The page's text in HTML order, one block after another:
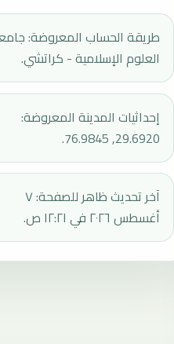
طريقة الحساب المعروضة:
العلوم الإسلامية - كراتشي.
إحداثيات المدينة المعروضة:
29.6920, 76.9845.
آخر تحديث ظاهر للصفحة: ٧
أغسطس ٢٠٢٦ في ١٢:٢١ ص.